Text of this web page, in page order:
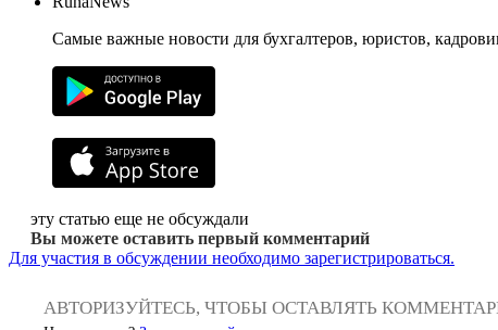
Самые важные новости для бухгалтеров, юристов,
эту статью еще не обсуждали
Вы можете оставить первый комментарий
Для участия в обсуждении необходимо зарегистрироваться.
АВТОРИЗУЙТЕСЬ, ЧТОБЫ ОСТАВЛЯТЬ